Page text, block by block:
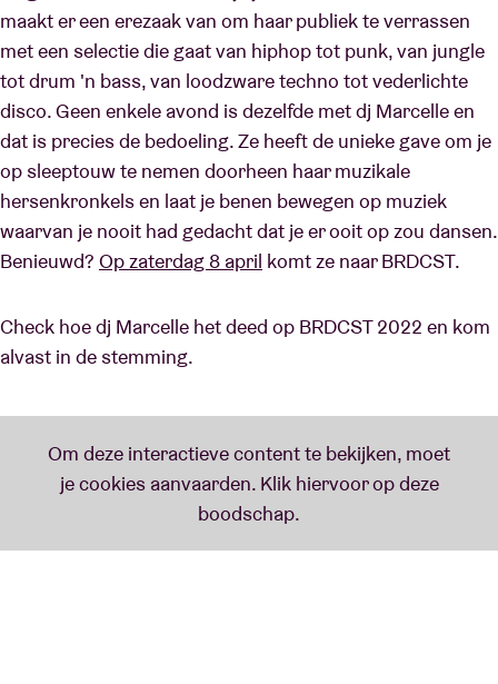
maakt er een erezaak van om haar publiek te verrassen
met een selectie die gaat van hiphop tot punk, van jungle
tot drum 'n bass, van loodzware techno tot vederlichte
disco. Geen enkele avond is dezelfde met dj Marcelle en
dat is precies de bedoeling. Ze heeft de unieke gave om je
op sleeptouw te nemen doorheen haar muzikale
hersenkronkels en laat je benen bewegen op muziek
waarvan je nooit had gedacht dat je er ooit op zou dansen.
Benieuwd? Op zaterdag 8 april komt ze naar BRDCST.
Check hoe dj Marcelle het deed op BRDCST 2022 en kom
alvast in de stemming.